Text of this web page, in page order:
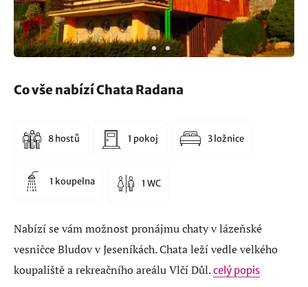
Co vše nabízí Chata Radana
8 hostů 1 pokoj 3 ložnice
1 koupelna 1 WC
Nabízí se vám možnost pronájmu chaty v lázeňské
vesničce Bludov v Jeseníkách. Chata leží vedle velkého
koupaliště a rekreačního areálu Vlčí Důl.celý popis